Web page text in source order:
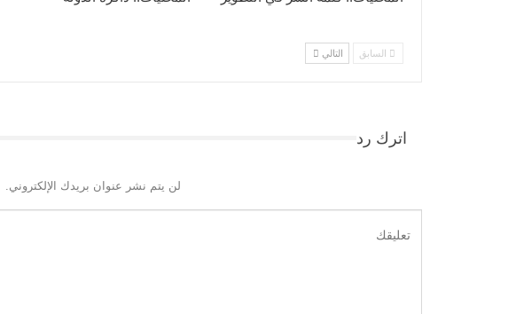
السابق التالي
اترك رد
لن يتم نشر عنوان بريدك الإلكتروني.